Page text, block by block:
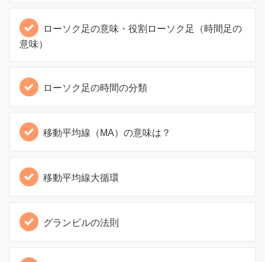
ローソク足の意味・役割ローソク足（時間足の
意味）
ローソク足の時間の分類
移動平均線（MA）の意味は？
移動平均線大循環
グランビルの法則